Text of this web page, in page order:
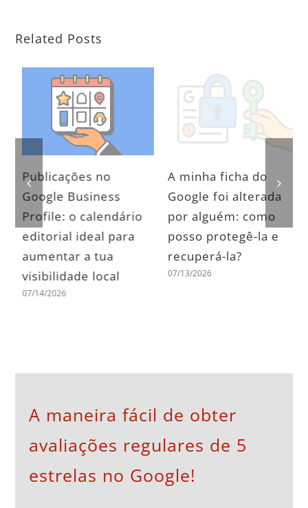
Related Posts
Publicações no
Google Business
Profile: o calendário
editorial ideal para
aumentar a tua
visibilidade local
07/14/2026
A minha ficha do
Google foi alterada
por alguém: como
posso protegê-la e
recuperá-la?
07/13/2026
A maneira fácil de obter
avaliações regulares de 5
estrelas no Google!